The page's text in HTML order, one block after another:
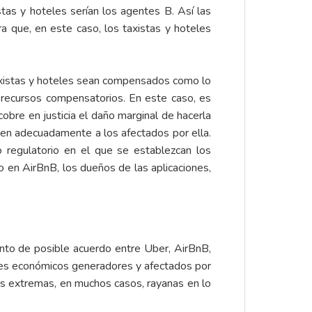
y hoteles serían los agentes B. Así las
que, en este caso, los taxistas y hoteles
y hoteles sean compensados como lo
compensatorios. En este caso, es
en justicia el daño marginal de hacerla
adecuadamente a los afectados por ella.
regulatorio en el que se establezcan los
AirBnB, los dueños de las aplicaciones,
de posible acuerdo entre Uber, AirBnB,
económicos generadores y afectados por
en muchos casos, rayanas en lo